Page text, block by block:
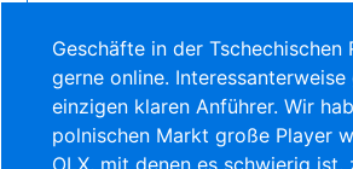
Geschäfte in der Tschechischen
gerne online.
einzigen klaren Anführer. Wir
polnischen Markt große Player